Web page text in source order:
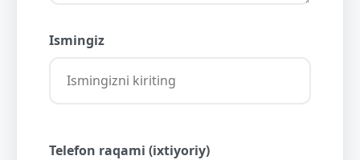
Ismingiz
Telefon raqami (ixtiyoriy)